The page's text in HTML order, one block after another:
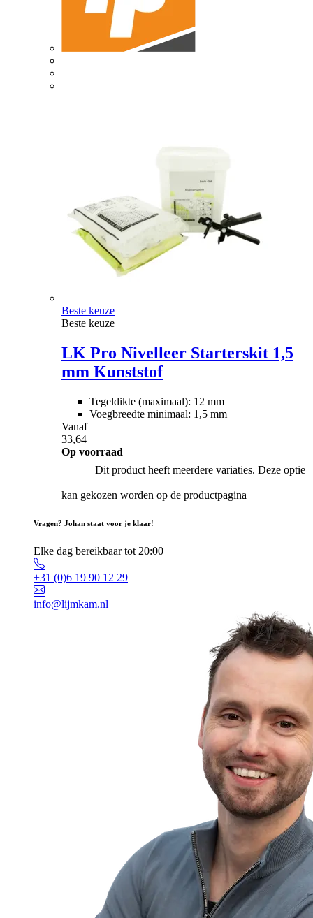
Beste keuze
Beste keuze
LK Pro Nivelleer Starterskit 1,5
mm Kunststof
Tegeldikte (maximaal): 12 mm
Voegbreedte minimaal: 1,5 mm
Vanaf
33,64
Op voorraad
Dit product heeft meerdere variaties. Deze optie
kan gekozen worden op de productpagina
Vragen? Johan staat voor je klaar!
Elke dag bereikbaar tot 20:00
+31 (0)6 19 90 12 29
info@lijmkam.nl